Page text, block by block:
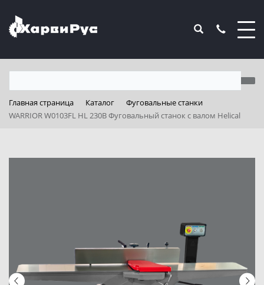
Главная страница Каталог
Фуговальные станки
WARRIOR W0103FL HL 230В Фуговальный станок с валом Helical